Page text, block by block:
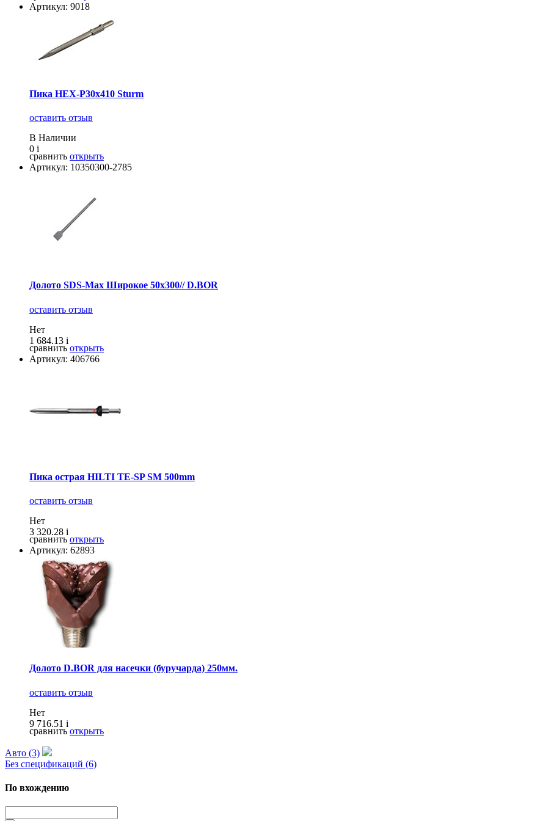
Артикул: 9018
Пика HEX-P30x410 Sturm
оставить отзыв
В Наличии
0 i
сравнить открыть
Артикул: 10350300-2785
Долотo SDS-Max Широкое 50х300// D.BOR
оставить отзыв
Нет
1 684.13 i
сравнить открыть
Артикул: 406766
Пика острая HILTI TE-SP SM 500mm
оставить отзыв
Нет
3 320.28 i
сравнить открыть
Артикул: 62893
Долото D.BOR для насечки (буручарда) 250мм.
оставить отзыв
Нет
9 716.51 i
сравнить открыть
Авто (3)
Без спецификаций (6)
По вхождению